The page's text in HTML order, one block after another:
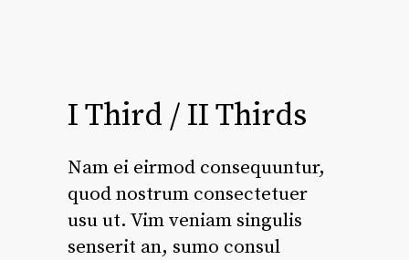
I Third / II Thirds
Nam ei eirmod consequuntur,
quod nostrum consectetuer
usu ut. Vim veniam singulis
senserit an, sumo consul